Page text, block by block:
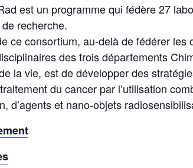
est un programme qui fédère 27
recherche.
ce consortium, au-delà de fédérer les
des trois départements
la vie, est de développer des
du cancer par l’utilisation
d’agents et nano-objets